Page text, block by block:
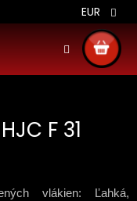
Doprava
EUR
KOŠÍK
F 31
vlákien: Ľahká,